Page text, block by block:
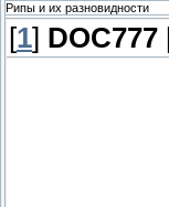
Рипы и их разновидности
[1] DOC777